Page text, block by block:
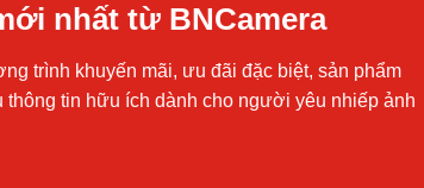
nhất từ BNCamera
trình khuyến mãi, ưu đãi đặc biệt, sản phẩm
tin hữu ích dành cho người yêu nhiếp ảnh